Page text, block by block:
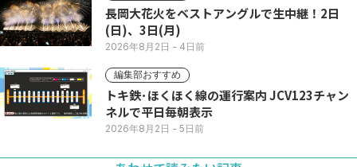
長岡大花火をベストアングルで生中継！2日
(日)、3日(月)
2026年8月2日 - 4日前
編集部おすすめ
トキ鉄･ほくほく線の運行案内 JCV123チャン
ネルで平日毎朝表示
2026年8月2日 - 5日前